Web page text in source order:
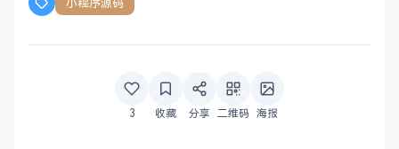
3 收藏 分享 二维码 海报